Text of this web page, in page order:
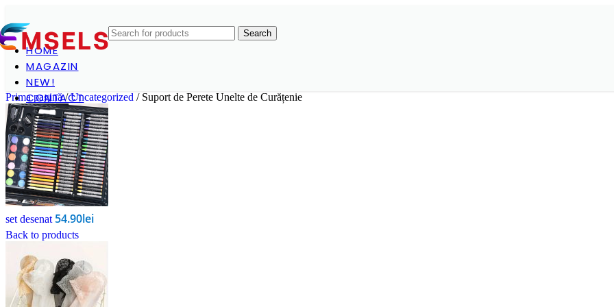
Search
HOME
MAGAZIN
NEW!
CONTACT
Prima pagină/ Uncategorized / Suport de Perete Unelte de Curățenie
set desenat 54.90lei
Back to products